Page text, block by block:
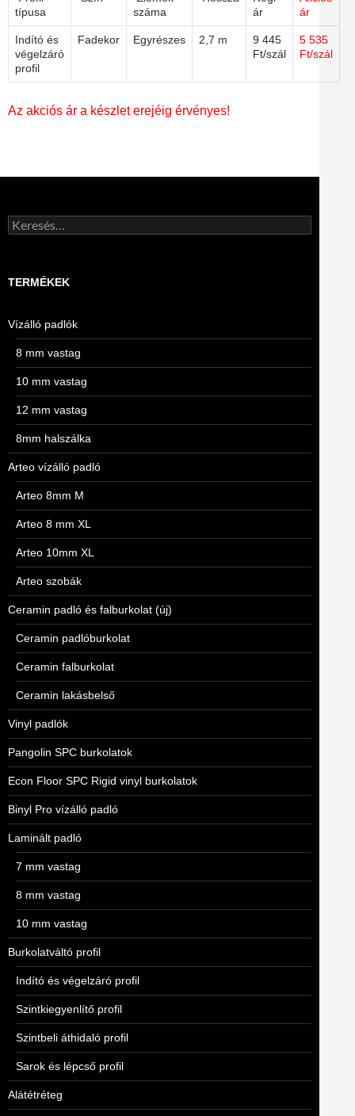
típusa
száma
ár
ár
Indító és
végelzáró
profil
Fadekor Egyrészes 2,7 m
9 445
Ft/szál
5 535
Ft/szál
Az akciós ár a készlet erejéig érvényes!
Keresés:
TERMÉKEK
Vízálló padlók
8 mm vastag
10 mm vastag
12 mm vastag
8mm halszálka
Arteo vízálló padló
Arteo 8mm M
Arteo 8 mm XL
Arteo 10mm XL
Arteo szobák
Ceramin padló és falburkolat (új)
Ceramin padlóburkolat
Ceramin falburkolat
Ceramin lakásbelső
Vinyl padlók
Pangolin SPC burkolatok
Econ Floor SPC Rigid vinyl burkolatok
Binyl Pro vízálló padló
Laminált padló
7 mm vastag
8 mm vastag
10 mm vastag
Burkolatváltó profil
Indító és végelzáró profil
Szintkiegyenlítő profil
Szintbeli áthidaló profil
Sarok és lépcső profil
Alátétréteg